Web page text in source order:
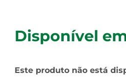
Disponível
Este produto não está